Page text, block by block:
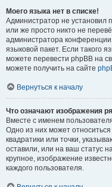
Моего языка нет в списке!
Администратор не установил
или же просто никто не
администратора
языковой пакет. Если такого
можете перевести phpBB на
можете получить на сайте
Вернуться к началу
Что означают изображения
Вместе с именем
Одно из них может
квадратики или точки,
оставили, или на ваш статус
крупное, изображение
каждого пользователя.